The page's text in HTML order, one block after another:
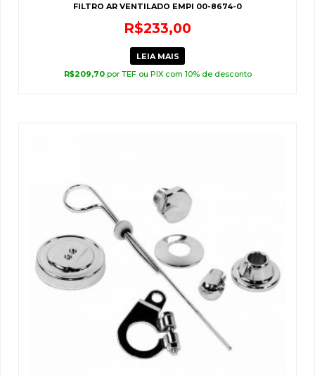
FILTRO AR VENTILADO EMPI 00-8674-0
R$233,00
LEIA MAIS
R$209,70 por TEF ou PIX com 10% de desconto